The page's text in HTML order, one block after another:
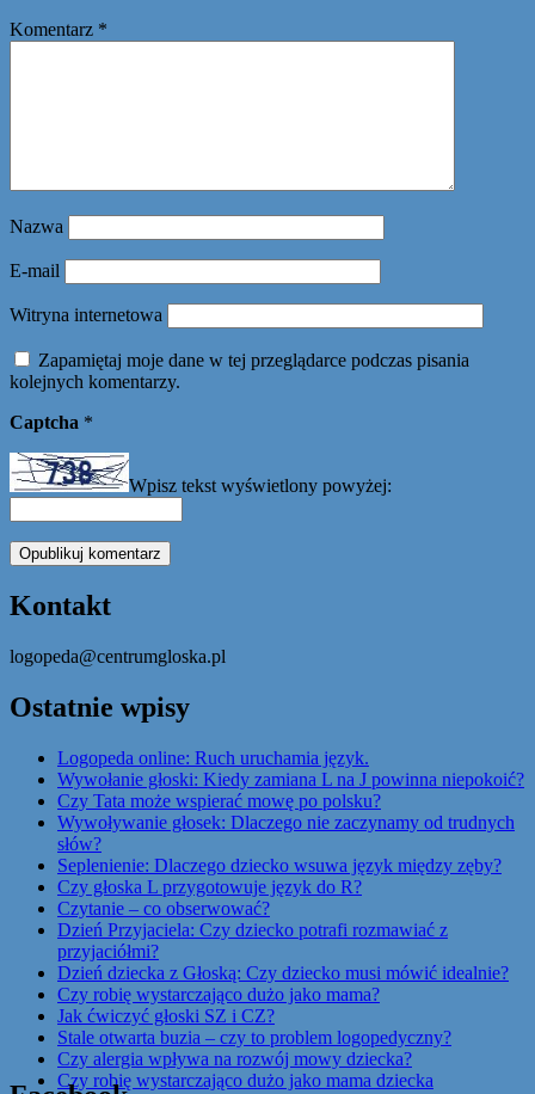
Komentarz *
Nazwa
E-mail
Witryna internetowa
Zapamiętaj moje dane w tej przeglądarce podczas pisania
kolejnych komentarzy.
Captcha *
Wpisz tekst wyświetlony powyżej:
Kontakt
logopeda@centrumgloska.pl
Ostatnie wpisy
Logopeda online: Ruch uruchamia język.
Wywołanie głoski: Kiedy zamiana L na J powinna niepokoić?
Czy Tata może wspierać mowę po polsku?
Wywoływanie głosek: Dlaczego nie zaczynamy od trudnych
słów?
Seplenienie: Dlaczego dziecko wsuwa język między zęby?
Czy głoska L przygotowuje język do R?
Czytanie – co obserwować?
Dzień Przyjaciela: Czy dziecko potrafi rozmawiać z
przyjaciółmi?
Dzień dziecka z Głoską: Czy dziecko musi mówić idealnie?
Czy robię wystarczająco dużo jako mama?
Jak ćwiczyć głoski SZ i CZ?
Stale otwarta buzia – czy to problem logopedyczny?
Czy alergia wpływa na rozwój mowy dziecka?
Czy robię wystarczająco dużo jako mama dziecka